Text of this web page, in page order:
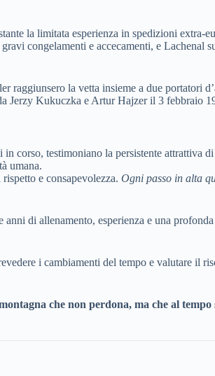
la limitata esperienza in spedizioni extra-
congelamenti e accecamenti, e Lachenal
la vetta insieme a due portatori
Jerzy Kukuczka e Artur Hajzer il 3 febbraio
corso, testimoniano la persistente attrattiva
umana.
e consapevolezza. Ogni passo in alta
di allenamento, esperienza e una
i cambiamenti del tempo e valutare il
che non perdona, ma che al tempo